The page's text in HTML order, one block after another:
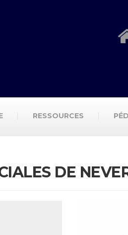
RESSOURCES
DE